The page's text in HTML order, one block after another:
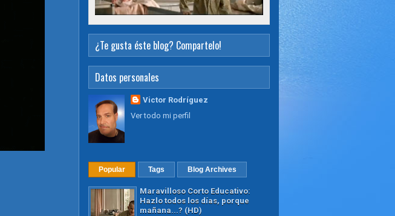
¿Te gusta éste blog? Compartelo!
Datos personales
Victor Rodríguez
Ver todo mi perfil
Popular Tags Blog Archives
Maravilloso Corto Educativo:
Hazlo todos los días, porque
mañana...? (HD)